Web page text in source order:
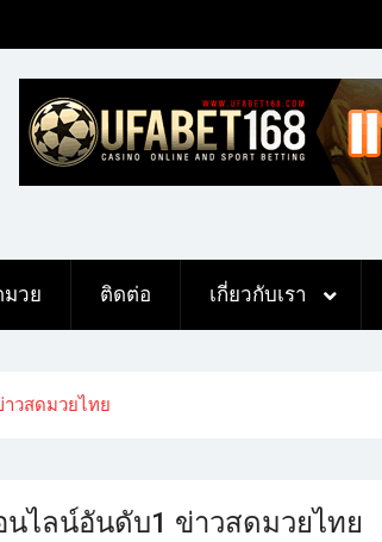
มวย ติดต่อ เกี่ยวกับเรา
วสดมวยไทย
ไลน์อันดับ1 ข่าวสดมวยไทย